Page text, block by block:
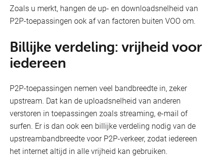
kiezen
Zoals u merkt, hangen de up- en downloadsnelheid van
P2P-toepassingen ook af van factoren buiten VOO om.
Billijke verdeling: vrijheid voor
iedereen
P2P-toepassingen nemen veel bandbreedte in, zeker
upstream. Dat kan de uploadsnelheid van anderen
verstoren in toepassingen zoals streaming, e-mail of
surfen. Er is dan ook een billijke verdeling nodig van de
upstreambandbreedte voor P2P-verkeer, zodat iedereen
het internet altijd in alle vrijheid kan gebruiken.